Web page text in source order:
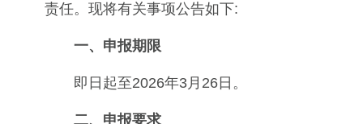
责任。现将有关事项公告如下:
一、申报期限
即日起至2026年3月26日。
二、申报要求